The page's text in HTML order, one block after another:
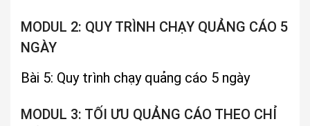
MODUL 2: QUY TRÌNH CHẠY QUẢNG CÁO 5
NGÀY
Bài 5: Quy trình chạy quảng cáo 5 ngày
MODUL 3: TỐI ƯU QUẢNG CÁO THEO CHỈ